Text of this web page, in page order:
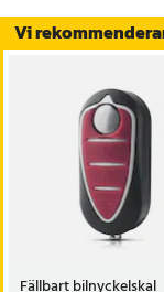
Detta är endast ett
nyckel med
och knappdesign
Specifikation
- Produkttyp: Fällbart
- Kompatibilitet:
2006–2016, Fiat
- Nyckelblad: VA2
Vi